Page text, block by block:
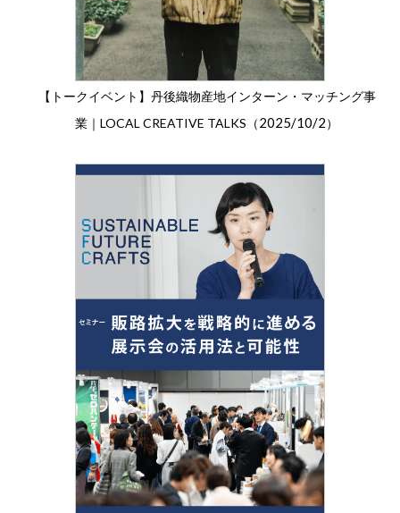
【トークイベント】丹後織物産地インターン・マッチング事
業｜LOCAL CREATIVE TALKS（2025/10/2）